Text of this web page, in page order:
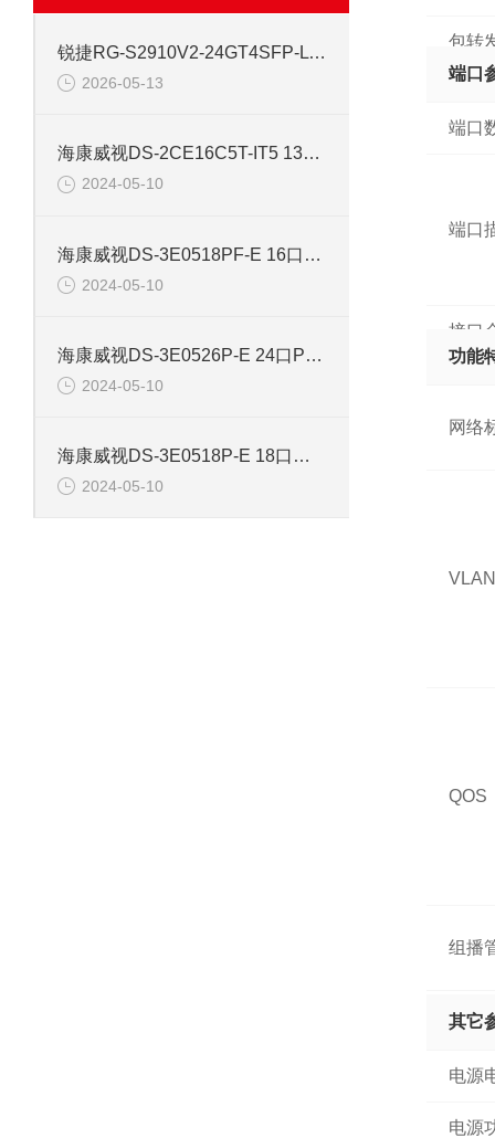
锐捷RG-S2910V2-24GT4SFP-L 24口网管千兆交换机
2026-05-13
海康威视DS-2CE16C5T-IT5 130万红外高清同轴交换机
2024-05-10
海康威视DS-3E0518PF-E 16口智能POE千兆交换机
2024-05-10
海康威视DS-3E0526P-E 24口POE千兆智能交换机
2024-05-10
海康威视DS-3E0518P-E 18口千兆POE交换机
2024-05-10
包转
端口
端口
端口
接口
功能
网络
QOS
组播
其它
电源
电源